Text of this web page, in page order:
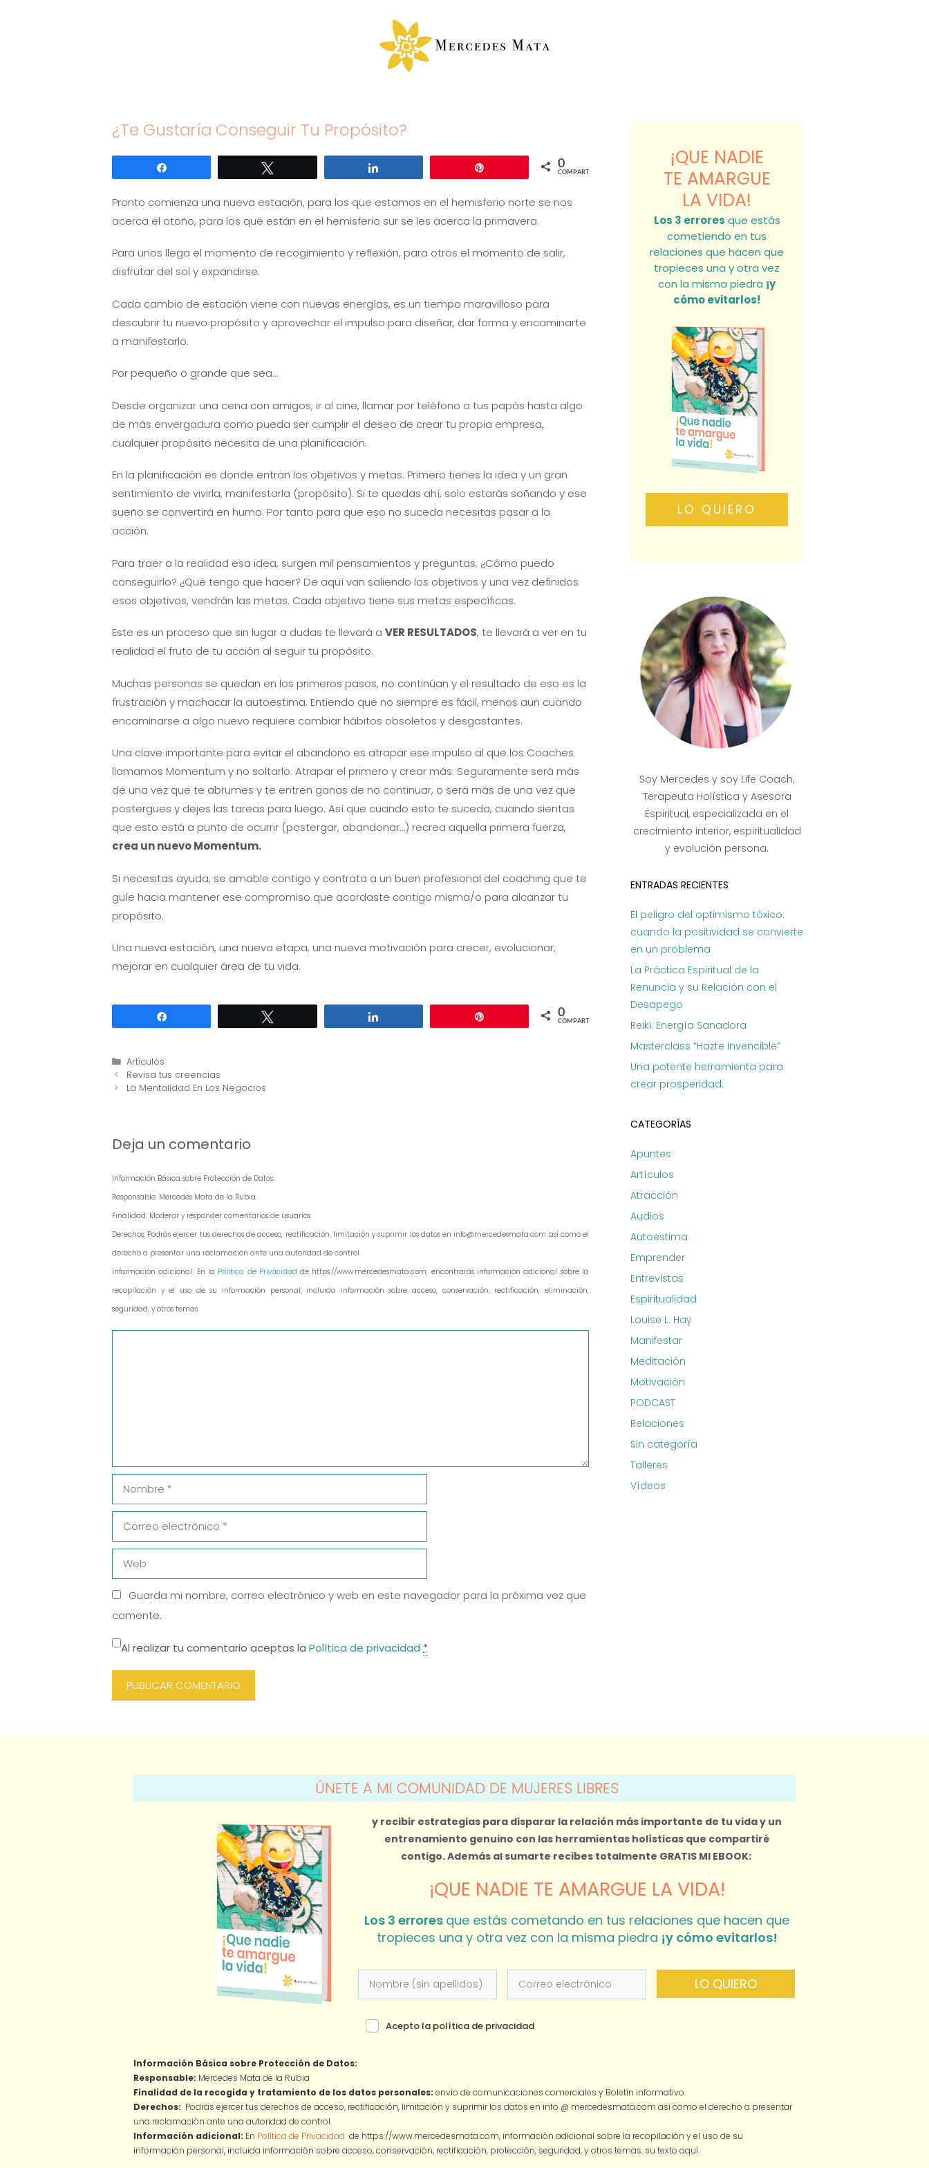
¿Te Gustaría Conseguir Tu Propósito?
0
COMPARTIR
Pronto comienza una nueva estación, para los que estamos en el hemisferio norte se nos
acerca el otoño, para los que están en el hemisferio sur se les acerca la primavera.
Para unos llega el momento de recogimiento y reflexión, para otros el momento de salir,
disfrutar del sol y expandirse.
Cada cambio de estación viene con nuevas energías, es un tiempo maravilloso para
descubrir tu nuevo propósito y aprovechar el impulso para diseñar, dar forma y encaminarte
a manifestarlo.
Por pequeño o grande que sea…
Desde organizar una cena con amigos, ir al cine, llamar por teléfono a tus papás hasta algo
de más envergadura como pueda ser cumplir el deseo de crear tu propia empresa,
cualquier propósito necesita de una planificación.
En la planificación es donde entran los objetivos y metas. Primero tienes la idea y un gran
sentimiento de vivirla, manifestarla (propósito). Si te quedas ahí, solo estarás soñando y ese
sueño se convertirá en humo. Por tanto para que eso no suceda necesitas pasar a la
acción.
Para traer a la realidad esa idea, surgen mil pensamientos y preguntas; ¿Cómo puedo
conseguirlo? ¿Qué tengo que hacer? De aquí van saliendo los objetivos y una vez definidos
esos objetivos, vendrán las metas. Cada objetivo tiene sus metas específicas.
Este es un proceso que sin lugar a dudas te llevará a VER RESULTADOS, te llevará a ver en tu
realidad el fruto de tu acción al seguir tu propósito.
Muchas personas se quedan en los primeros pasos, no continúan y el resultado de eso es la
frustración y machacar la autoestima. Entiendo que no siempre es fácil, menos aun cuando
encaminarse a algo nuevo requiere cambiar hábitos obsoletos y desgastantes.
Una clave importante para evitar el abandono es atrapar ese impulso al que los Coaches
llamamos Momentum y no soltarlo. Atrapar el primero y crear más. Seguramente será más
de una vez que te abrumes y te entren ganas de no continuar, o será más de una vez que
postergues y dejes las tareas para luego. Así que cuando esto te suceda, cuando sientas
que esto está a punto de ocurrir (postergar, abandonar…) recrea aquella primera fuerza,
crea un nuevo Momentum.
Si necesitas ayuda, se amable contigo y contrata a un buen profesional del coaching que te
guíe hacia mantener ese compromiso que acordaste contigo misma/o para alcanzar tu
propósito.
Una nueva estación, una nueva etapa, una nueva motivación para crecer, evolucionar,
mejorar en cualquier área de tu vida.
0
COMPARTIR
Categorías
Artículos
Navegación
de
Revisa tus creencias
La Mentalidad En Los Negocios
Deja un comentario
Información Básica sobre Protección de Datos:
Responsable: Mercedes Mata de la Rubia
Finalidad: Moderar y responder comentarios de usuarios
Derechos: Podrás ejercer tus derechos de acceso, rectificación, limitación y suprimir los datos en info@mercedesmata.com así como el
derecho a presentar una reclamación ante una autoridad de control.
Información adicional: En la Política de Privacidadde https://www.mercedesmata.com, encontrarás información adicional sobre la
recopilación y el uso de su información personal, incluida información sobre acceso, conservación, rectificación, eliminación,
seguridad, y otros temas.
Nombre
Correo
electrónico
Web
Guarda mi nombre, correo electrónico y web en este navegador para la próxima vez que
comente.
Al realizar tu comentario aceptas la Política de privacidad *
¡QUE NADIE
TE AMARGUE
LA VIDA!
Los 3 errores que estás
cometiendo en tus
relaciones que hacen que
tropieces una y otra vez
con la misma piedra ¡y
cómo evitarlos!
LO QUIERO
Soy Mercedes y soy Life Coach,
Terapeuta Holística y Asesora
Espiritual, especializada en el
crecimiento interior, espiritualidad
y evolución persona.
ENTRADAS RECIENTES
El peligro del optimismo tóxico:
cuando la positividad se convierte
en un problema
La Práctica Espiritual de la
Renuncia y su Relación con el
Desapego
Reiki: Energía Sanadora
Masterclass “Hazte Invencible”
Una potente herramienta para
crear prosperidad.
CATEGORÍAS
Apuntes
Artículos
Atracción
Audios
Autoestima
Emprender
Entrevistas
Espiritualidad
Louise L. Hay
Manifestar
Meditación
Motivación
PODCAST
Relaciones
Sin categoría
Talleres
Vídeos
ÚNETE A MI COMUNIDAD DE MUJERES LIBRES
y recibir estrategias para disparar la relación más importante de tu vida y un
entrenamiento genuino con las herramientas holísticas que compartiré
contigo.Además al sumarte recibes totalmente GRATIS MI EBOOK:
¡QUE NADIE TE AMARGUE LA VIDA!
Los 3 errores que estás cometando en tus relaciones que hacen que
tropieces una y otra vez con la misma piedra ¡y cómo evitarlos!
LO QUIERO
Acepto la política de privacidad
Información Básica sobre Protección de Datos:
Responsable: Mercedes Mata de la Rubia
Finalidad de la recogida y tratamiento de los datos personales: envío de comunicaciones comerciales y Boletín informativo
Derechos: Podrás ejercer tus derechos de acceso, rectificación, limitación y suprimir los datos en info @ mercedesmata.com así como el derecho a presentar
una reclamación ante una autoridad de control.
Información adicional: En Política de Privacidad de https://www.mercedesmata.com, información adicional sobre la recopilación y el uso de su
información personal, incluida información sobre acceso, conservación, rectificación, protección, seguridad, y otros temas. su texto aquí.